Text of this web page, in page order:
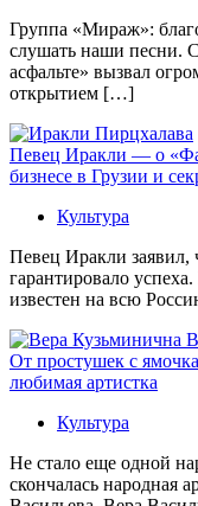
Группа «Мираж»:
слушать наши песни.
асфальте» вызвал
открытием […]
Певец Иракли — о
бизнесе в Грузии и
Культура
Певец Иракли заявил,
гарантировало
известен на всю
От простушек с
любимая артистка
Культура
Не стало еще одной
скончалась народная